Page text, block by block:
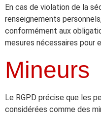
En cas de violation de la
renseignements
conformément aux
mesures nécessaires pour
Mineurs
Le RGPD précise que les
considérées comme des